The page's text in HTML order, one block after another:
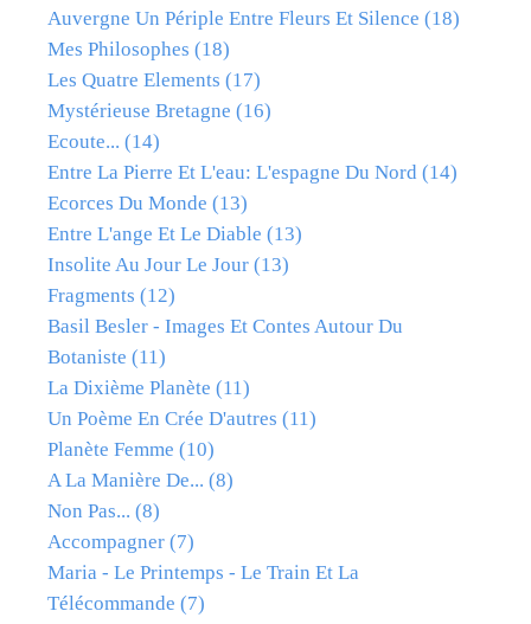
Auvergne Un Périple Entre Fleurs Et Silence (18)
Mes Philosophes (18)
Les Quatre Elements (17)
Mystérieuse Bretagne (16)
Ecoute... (14)
Entre La Pierre Et L'eau: L'espagne Du Nord (14)
Ecorces Du Monde (13)
Entre L'ange Et Le Diable (13)
Insolite Au Jour Le Jour (13)
Fragments (12)
Basil Besler - Images Et Contes Autour Du
Botaniste (11)
La Dixième Planète (11)
Un Poème En Crée D'autres (11)
Planète Femme (10)
A La Manière De... (8)
Non Pas... (8)
Accompagner (7)
Maria - Le Printemps - Le Train Et La
Télécommande (7)